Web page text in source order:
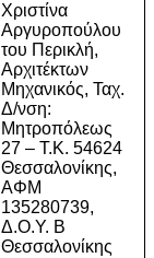
Χριστίνα
Αργυροπούλου
του Περικλή,
Αρχιτέκτων
Μηχανικός, Ταχ.
Δ/νση:
Μητροπόλεως
27 – Τ.Κ. 54624
Θεσσαλονίκης,
ΑΦΜ
135280739,
Δ.Ο.Υ. Β
Θεσσαλονίκης